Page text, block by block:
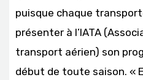
puisque chaque
présenter à l’IATA
transport aérien) son
début de toute saison. «